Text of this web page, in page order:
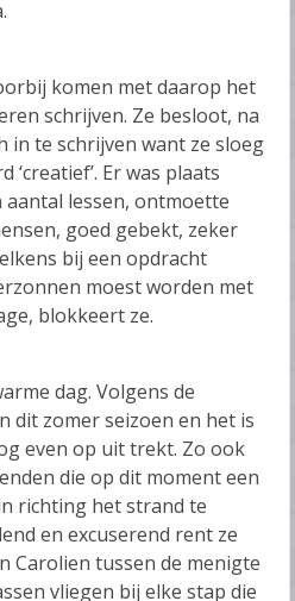
komen met daarop het
schrijven. Ze besloot, na
in te schrijven want ze sloeg
Er was plaats
aantal lessen, ontmoette
goed gebekt, zeker
bij een opdracht
moest worden met
blokkeert ze.
dag. Volgens de
dit zomer seizoen en het is
even op uit trekt. Zo ook
die op dit moment een
richting het strand te
en excuserend rent ze
Carolien tussen de menigte
vliegen bij elke stap die